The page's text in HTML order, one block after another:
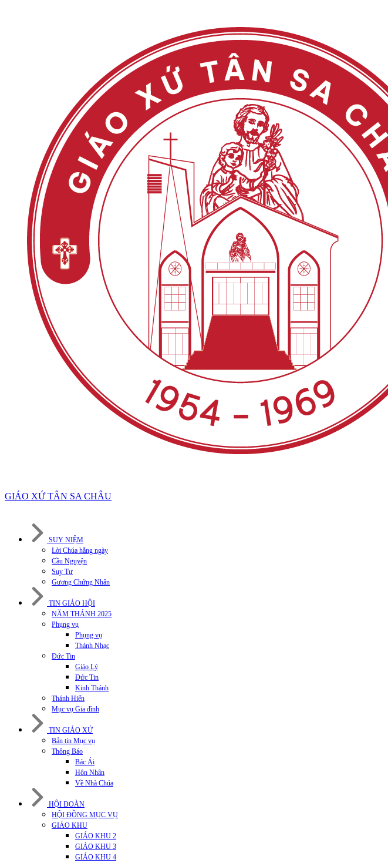
GIÁO XỨ TÂN SA CHÂU
SUY NIỆM
Lời Chúa hằng ngày
Cầu Nguyện
Suy Tư
Gương Chứng Nhân
TIN GIÁO HỘI
NĂM THÁNH 2025
Phụng vụ
Phụng vụ
Thánh Nhạc
Đức Tin
Giáo Lý
Đức Tin
Kinh Thánh
Thánh Hiến
Mục vụ Gia đình
TIN GIÁO XỨ
Bản tin Mục vụ
Thông Báo
Bác Ái
Hôn Nhân
Về Nhà Chúa
HỘI ĐOÀN
HỘI ĐỒNG MỤC VỤ
GIÁO KHU
GIÁO KHU 2
GIÁO KHU 3
GIÁO KHU 4